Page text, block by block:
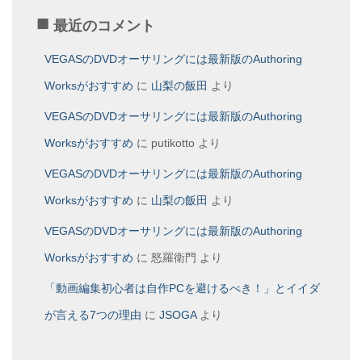
最近のコメント
VEGASのDVDオーサリングには最新版のAuthoring
Worksがおすすめ に 山梨の飯田 より
VEGASのDVDオーサリングには最新版のAuthoring
Worksがおすすめ に putikotto より
VEGASのDVDオーサリングには最新版のAuthoring
Worksがおすすめ に 山梨の飯田 より
VEGASのDVDオーサリングには最新版のAuthoring
Worksがおすすめ に 怒羅衛門 より
「動画編集初心者は自作PCを避けるべき！」とイイダ
が言える7つの理由 に JSOGAより